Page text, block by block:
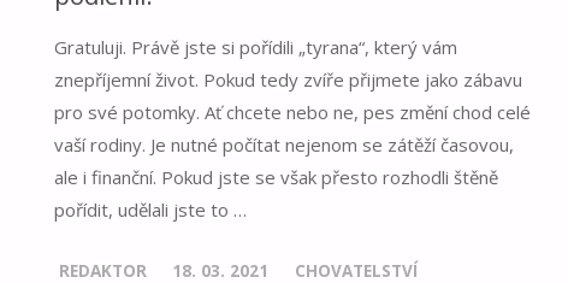
Gratuluji. Právě jste si pořídili „tyrana“, který vám
znepříjemní život. Pokud tedy zvíře přijmete jako zábavu
pro své potomky. Ať chcete nebo ne, pes změní chod celé
vaší rodiny. Je nutné počítat nejenom se zátěží časovou,
ale i finanční. Pokud jste se však přesto rozhodli štěně
pořídit, udělali jste to …
REDAKTOR 18. 03. 2021 CHOVATELSTVÍ